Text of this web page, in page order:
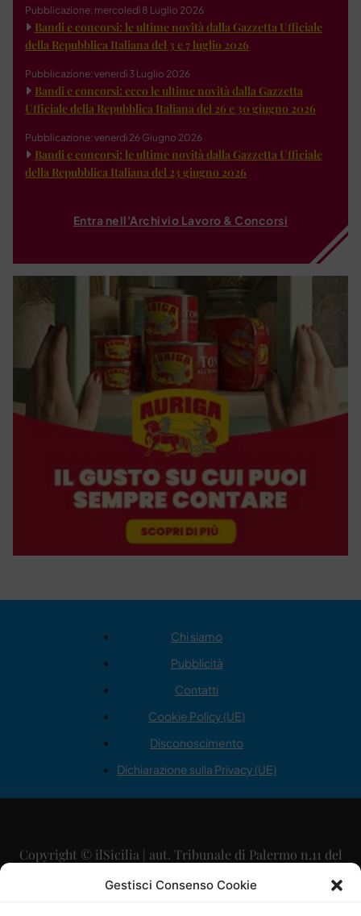
Gestisci Consenso Cookie
Pubblicazione: mercoledì 8 Luglio 2026
Bandi e concorsi: le ultime novità dalla Gazzetta Ufficiale
della Repubblica Italiana del 3 e 7 luglio 2026
Pubblicazione: venerdì 3 Luglio 2026
Bandi e concorsi: ecco le ultime novità dalla Gazzetta
Ufficiale della Repubblica Italiana del 26 e 30 giugno 2026
Pubblicazione: venerdì 26 Giugno 2026
Bandi e concorsi: le ultime novità dalla Gazzetta Ufficiale
della Repubblica Italiana del 23 giugno 2026
Entra nell'Archivio Lavoro & Concorsi
Chi siamo
Pubblicità
Contatti
Cookie Policy (UE)
Disconoscimento
Dichiarazione sulla Privacy (UE)
Copyright © ilSicilia | aut. Tribunale di Palermo n.11 del
29/09/2015